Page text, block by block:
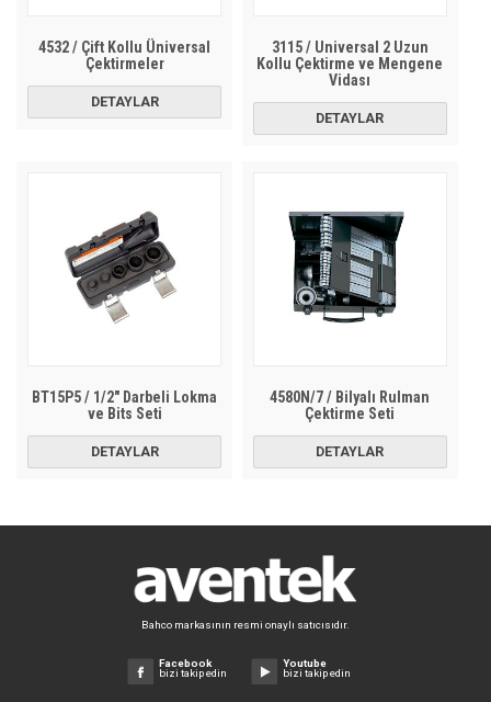
4532 / Çift Kollu Üniversal
Çektirmeler
DETAYLAR
3115 / Universal 2 Uzun
Kollu Çektirme ve Mengene
Vidası
DETAYLAR
BT15P5 / 1/2″ Darbeli Lokma
ve Bits Seti
DETAYLAR
4580N/7 / Bilyalı Rulman
Çektirme Seti
DETAYLAR
Bahco markasının resmi onaylı satıcısıdır.
Facebook
bizi takip edin
Youtube
bizi takip edin